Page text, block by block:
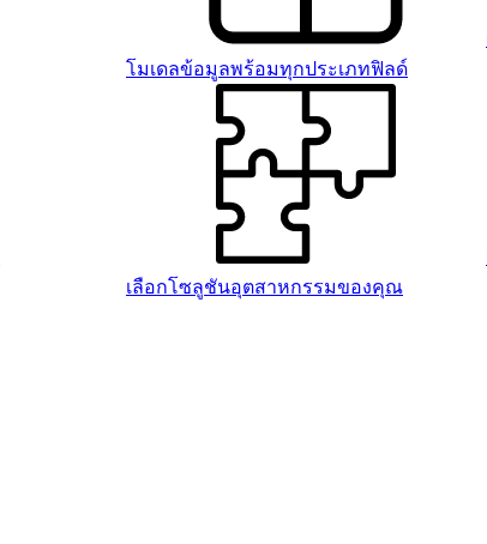
โมเดลข้อมูลพร้อมทุกประเภทฟิลด์
เลือกโซลูชันอุตสาหกรรมของคุณ